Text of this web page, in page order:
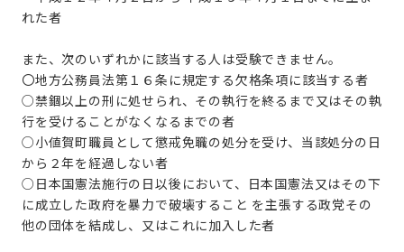
れた者
また、次のいずれかに該当する人は受験できません。
〇地方公務員法第１６条に規定する欠格条項に該当する者
○禁錮以上の刑に処せられ、その執行を終るまで又はその執
行を受けることがなくなるまでの者
○小値賀町職員として懲戒免職の処分を受け、当該処分の日
から２年を経過しない者
○日本国憲法施行の日以後において、日本国憲法又はその下
に成立した政府を暴力で破壊すること を主張する政党その
他の団体を結成し、又はこれに加入した者